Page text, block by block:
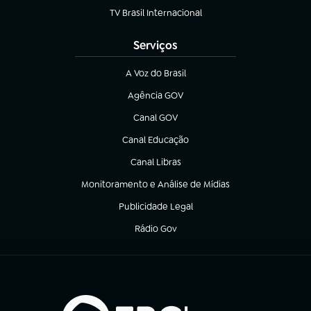
TV Brasil Internacional
(abre em nova aba)
Serviços
A Voz do Brasil
(abre em nova aba)
Agência GOV
(abre em nova aba)
Canal GOV
(abre em nova aba)
Canal Educação
(abre em nova aba)
Canal Libras
(abre em nova aba)
Monitoramento e Análise de Mídias
(abre em nova aba)
Publicidade Legal
(abre em nova aba)
Rádio Gov
(abre em nova aba)